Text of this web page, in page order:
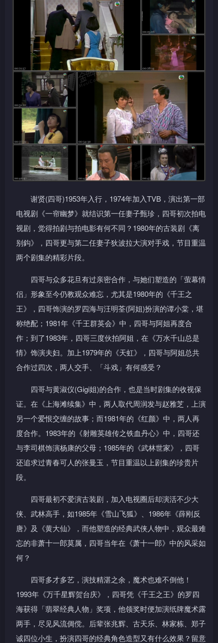
谢贤(四哥)1953年入行，1974年加入TVB，演出第一部
电视剧《一帘幽梦》就结识第一任妻子甄珍，四哥初次拍电
视剧，觉得拍剧与拍电影有何不同？1980年的古装剧《离
别鈎》，四哥更与第二任妻子狄波拉大演对手戏，节目重温
两个剧集的精彩片段。
四哥与众多花旦有过亲密合作，与她们塑造的「萤幕情
侣」形象至今仍教观众难忘，尤其是1980年的《千王之
王》，四哥饰演的罗四海与汪明荃(阿姐)扮演的谭小棠，堪
称绝配；1981年《千王群英会》中，四哥与阿姐再度合
作；到了1983年，四哥三度伙拍阿姐，在《万水千山总是
情》饰演夫妇。加上1979年的《天虹》，四哥与阿姐总共
合作过四次，两人交手、「斗戏」有何感受？
四哥与黄淑仪(Gigi姐)的合作，也是当时剧集的收视保
证。在《上海滩续集》中，两人取代周润发与赵雅芝，上演
另一个爱恨交缠的故事；而1981年的《红颜》中，两人再
度合作。1983年的《射雕英雄传之铁血丹心》中，四哥还
与李司棋饰演杨康的父母；1985年的《武林世家》，四哥
还追求过青春可人的张曼玉，节目重温以上剧集的珍贵片
段。
四哥最初不爱演古装剧，加入电视圈后却演活不少大
侠、武林高手，如1985年《雪山飞狐》、1986年《薛刚反
唐》及《黄大仙》，而他塑造的经典武侠人物中，观众最难
忘的非萧十一郎莫属，四哥当年在《萧十一郎》中的风采如
何？
四哥多才多艺，演技精湛之余，魔术也难不倒他！
1993年《万千星辉贺台庆》，四哥凭《千王之王》的罗四
海获得「翡翠经典人物」奖项，他领奖时便加演纸牌魔术露
两手，尽见风流倜傥。后辈张兆辉、古天乐、林家栋、郑子
诚四位小生，扮演四哥的经典角色造型又有什么效果？留意